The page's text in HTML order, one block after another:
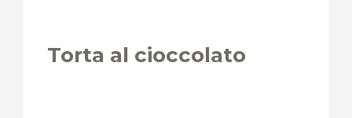
Torta al cioccolato